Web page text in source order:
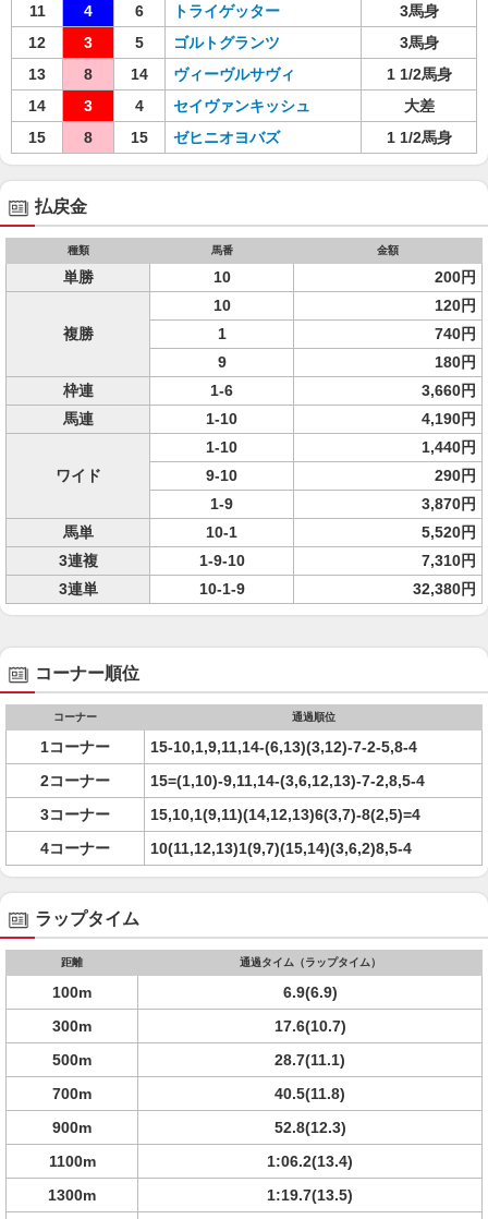
11
4 6 トライゲッター
3馬身
12
3 5 ゴルトグランツ
3馬身
13
8 14 ヴィーヴルサヴィ
1 1/2馬身
14
3 4 セイヴァンキッシュ
大差
15
8 15 ゼヒニオヨバズ 1 1/2馬身
払戻金
種類 馬番 金額
単勝 10 200円
複勝
10
120円
1
740円
9
180円
枠連
1-6
3,660円
馬連
1-10 4,190円
ワイド
1-10
1,440円
9-10
290円
1-9
3,870円
馬単
10-1
5,520円
3連複
1-9-10
7,310円
3連単
10-1-9 32,380円
コーナー順位
コーナー 通過順位
1コーナー
15-10,1,9,11,14-(6,13)(3,12)-7-2-5,8-4
2コーナー
15=(1,10)-9,11,14-(3,6,12,13)-7-2,8,5-4
3コーナー
15,10,1(9,11)(14,12,13)6(3,7)-8(2,5)=4
4コーナー
10(11,12,13)1(9,7)(15,14)(3,6,2)8,5-4
ラップタイム
距離 通過タイム（ラップタイム）
100m
6.9(6.9)
300m
17.6(10.7)
500m
28.7(11.1)
700m
40.5(11.8)
900m
52.8(12.3)
1100m
1:06.2(13.4)
1300m
1:19.7(13.5)